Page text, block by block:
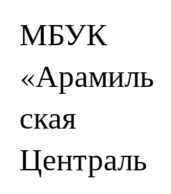
МБУК
«Арамиль
ская
Централь